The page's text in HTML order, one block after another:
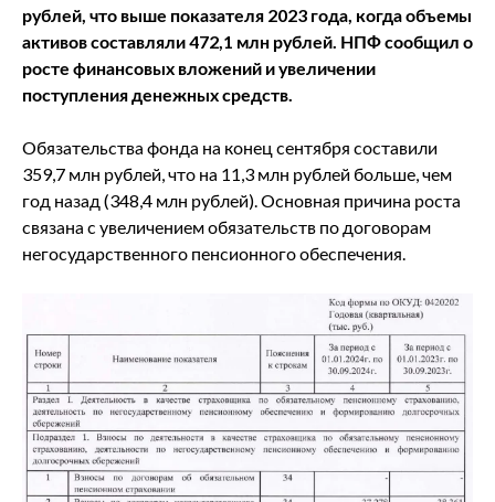
рублей, что выше показателя 2023 года, когда объемы
активов составляли 472,1 млн рублей. НПФ сообщил о
росте финансовых вложений и увеличении
поступления денежных средств.
Обязательства фонда на конец сентября составили
359,7 млн рублей, что на 11,3 млн рублей больше, чем
год назад (348,4 млн рублей). Основная причина роста
связана с увеличением обязательств по договорам
негосударственного пенсионного обеспечения.